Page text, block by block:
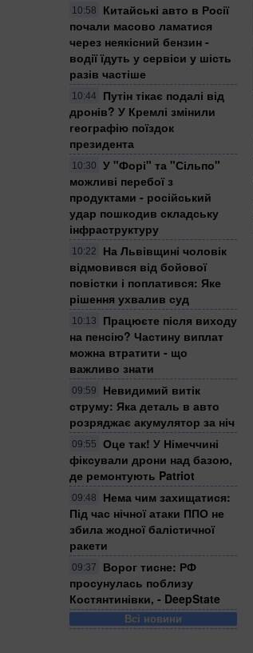
10:58
Китайські авто в Росії
почали масово ламатися
через неякісний бензин -
водії їдуть у сервіси у шість
разів частіше
10:44
Путін тікає подалі від
дронів? У Кремлі змінили
географію поїздок
президента
10:30
У "Форі" та "Сільпо"
можливі перебої з
продуктами - російський
удар пошкодив складську
інфраструктуру
10:22
На Львівщині чоловік
відмовився від бойової
повістки і поплатився: Яке
рішення ухвалив суд
10:13
Працюєте після виходу
на пенсію? Частину виплат
можна втратити - що
важливо знати
09:59
Невидимий витік
струму: Яка деталь в авто
розряджає акумулятор за ніч
09:55
Оце так! У Німеччині
фіксували дрони над базою,
де ремонтують Patriot
09:48
Нема чим захищатися:
Під час нічної атаки ППО не
збила жодної балістичної
ракети
09:37
Ворог тисне: РФ
просунулась поблизу
Костянтинівки, - DeepState
Всі новини